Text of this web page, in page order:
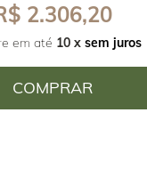
2.306,20
em até 10 x sem juros
COMPRAR